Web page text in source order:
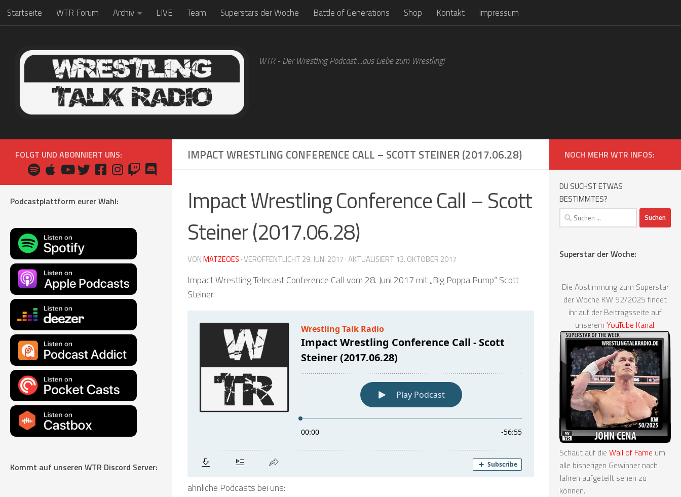
Zum Inhalt springen
Startseite WTR Forum Archiv LIVE Team Superstars der Woche Battle of Generations Shop Kontakt Impressum
WTR - Der Wrestling Podcast ...aus Liebe zum Wrestling!
IMPACT WRESTLING CONFERENCE CALL – SCOTT STEINER (2017.06.28)
Impact Wrestling Conference Call – Scott
Steiner (2017.06.28)
VONMATZEOES · VERÖFFENTLICHT 29. JUNI 2017 · AKTUALISIERT 13. OKTOBER 2017
Impact Wrestling Telecast Conference Call vom 28. Juni 2017 mit „Big Poppa Pump“ Scott
Steiner.
ähnliche Podcasts bei uns:
FOLGT UND ABONNIERT UNS:
Podcastplattform eurer Wahl:
Kommt auf unseren WTR Discord Server:
NOCH MEHR WTR INFOS:
DU SUCHST ETWAS
BESTIMMTES?
Suchen
nach:
Superstar der Woche:
Die Abstimmung zum Superstar
der Woche KW 52/2025 findet
ihr auf der Beitragsseite auf
unserem YouTube Kanal.
Schaut auf die Wall of Fame um
alle bisherigen Gewinner nach
Jahren aufgeteilt sehen zu
können.